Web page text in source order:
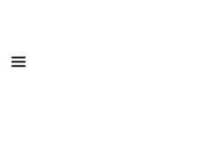
সকল ক্যাটাগরি